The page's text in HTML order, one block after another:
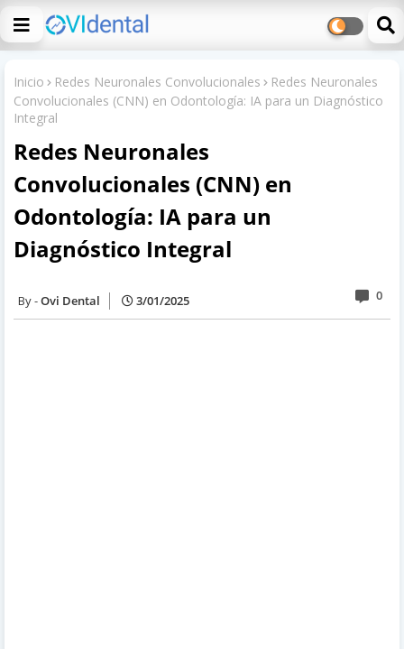
Inicio Redes Neuronales Convolucionales
Redes Neuronales
Convolucionales (CNN) en Odontología: IA para un Diagnóstico
Integral
Redes Neuronales
Convolucionales (CNN) en
Odontología: IA para un
Diagnóstico Integral
Ovi Dental 3/01/2025 0